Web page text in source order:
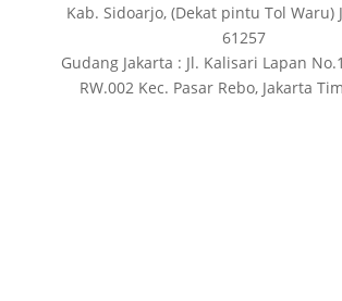
Kab. Sidoarjo, (Dekat pintu Tol Waru)
61257
Gudang Jakarta : Jl. Kalisari Lapan
RW.002 Kec. Pasar Rebo, Jakarta